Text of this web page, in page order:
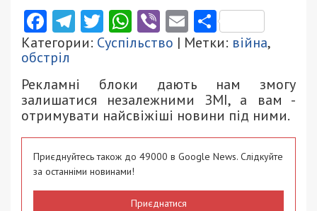
Facebook
Telegram
Twitter
WhatsApp
ViberEmail
Категории: Суспільство | Метки: війна,
обстріл
Рекламні блоки дають нам змогу
залишатися незалежними ЗМІ, а вам -
отримувати найсвіжіші новини під ними.
Приєднуйтесь також до 49000 в Google News. Слідкуйте
за останніми новинами!
Приєднатися